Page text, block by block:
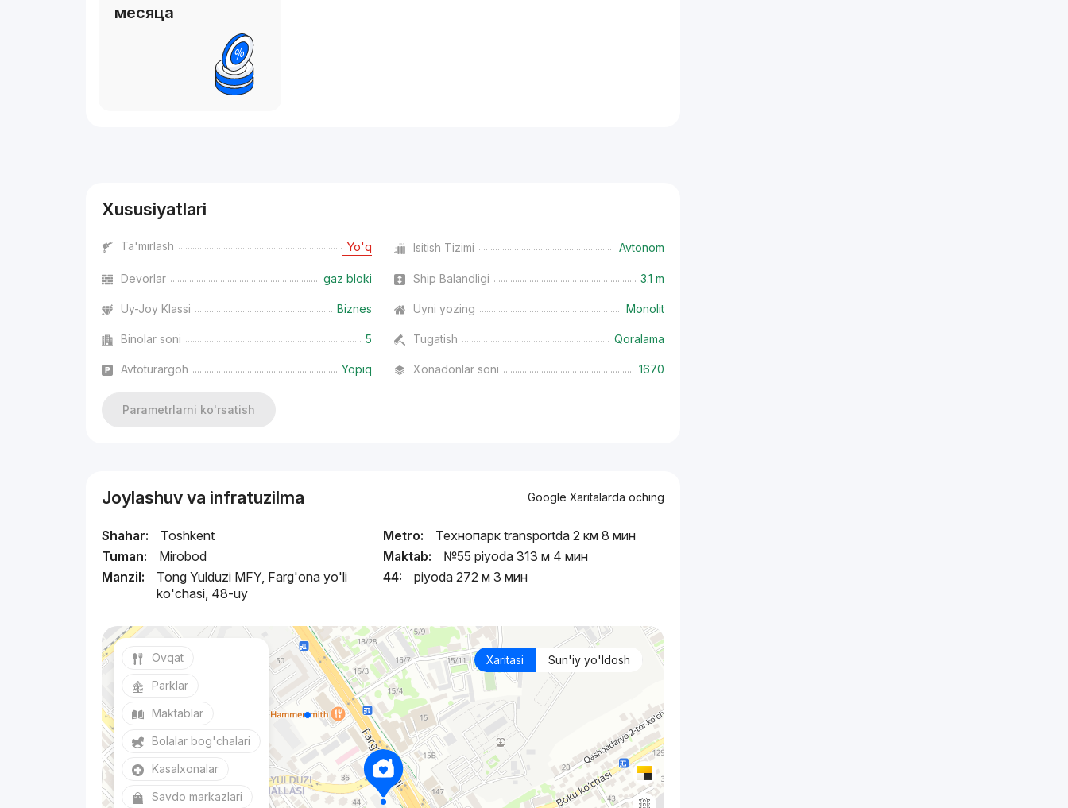
месяца
Xususiyatlari
Ta'mirlash Yo'q Isitish Tizimi Avtonom
Devorlar gaz bloki Ship Balandligi 3.1 m
Uy-Joy Klassi Biznes Uyni yozing Monolit
Binolar soni 5 Tugatish Qoralama
Avtoturargoh Yopiq Xonadonlar soni 1670
Parametrlarni ko'rsatish
Joylashuv va infratuzilma Google Xaritalarda oching
Shahar:
Toshkent
Tuman:
Mirobod
Manzil:
Tong Yulduzi MFY, Farg'ona yo'li
ko'chasi, 48-uy
Metro:
Технопарк transportda 2 км 8 мин
Maktab:
№55 piyoda 313 м 4 мин
44:
piyoda 272 м 3 мин
Xaritasi Sun'iy yo'ldosh
Ovqat
Parklar
Maktablar
Bolalar bog'chalari
Kasalxonalar
Savdo markazlari